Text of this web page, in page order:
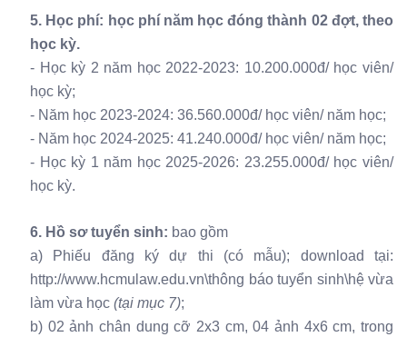
5. Học phí: học phí năm học đóng thành 02 đợt, theo
học kỳ.
- Học kỳ 2 năm học 2022-2023: 10.200.000đ/ học viên/
học kỳ;
- Năm học 2023-2024: 36.560.000đ/ học viên/ năm học;
- Năm học 2024-2025: 41.240.000đ/ học viên/ năm học;
- Học kỳ 1 năm học 2025-2026: 23.255.000đ/ học viên/
học kỳ.
6. Hồ sơ tuyển sinh: bao gồm
a) Phiếu đăng ký dự thi (có mẫu); download tại:
http://www.hcmulaw.edu.vn\thông báo tuyển sinh\hệ vừa
làm vừa học (tại mục 7);
b) 02 ảnh chân dung cỡ 2x3 cm, 04 ảnh 4x6 cm, trong